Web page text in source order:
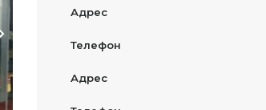
Адрес
Телефон
Адрес